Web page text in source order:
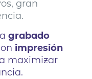
gran
grabado
impresión
maximizar